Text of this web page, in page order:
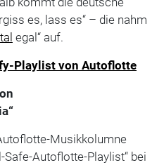
es, lass es“ – die nahm
egal“ auf.
Playlist von Autoflotte
Musikkolumne
Autoflotte-Playlist“ bei